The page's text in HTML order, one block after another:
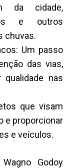
da cidade,
e outros
chuvas.
Um passo
das vias,
qualidade nas
que visam
e proporcionar
e veículos.
Godoy